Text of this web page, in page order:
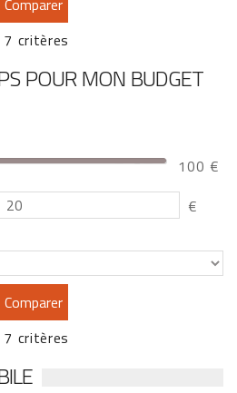
7 critères
POUR MON BUDGET
100 €
€
7 critères